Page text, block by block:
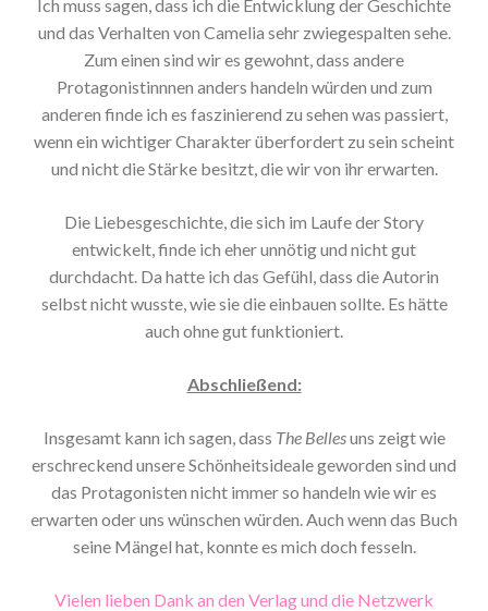
Ich muss sagen, dass ich die Entwicklung der Geschichte
und das Verhalten von Camelia sehr zwiegespalten sehe.
Zum einen sind wir es gewohnt, dass andere
Protagonistinnnen anders handeln würden und zum
anderen finde ich es faszinierend zu sehen was passiert,
wenn ein wichtiger Charakter überfordert zu sein scheint
und nicht die Stärke besitzt, die wir von ihr erwarten.
Die Liebesgeschichte, die sich im Laufe der Story
entwickelt, finde ich eher unnötig und nicht gut
durchdacht. Da hatte ich das Gefühl, dass die Autorin
selbst nicht wusste, wie sie die einbauen sollte. Es hätte
auch ohne gut funktioniert.
Abschließend:
Insgesamt kann ich sagen, dass The Bellesuns zeigt wie
erschreckend unsere Schönheitsideale geworden sind und
das Protagonisten nicht immer so handeln wie wir es
erwarten oder uns wünschen würden. Auch wenn das Buch
seine Mängel hat, konnte es mich doch fesseln.
Vielen lieben Dank an den Verlag und die Netzwerk